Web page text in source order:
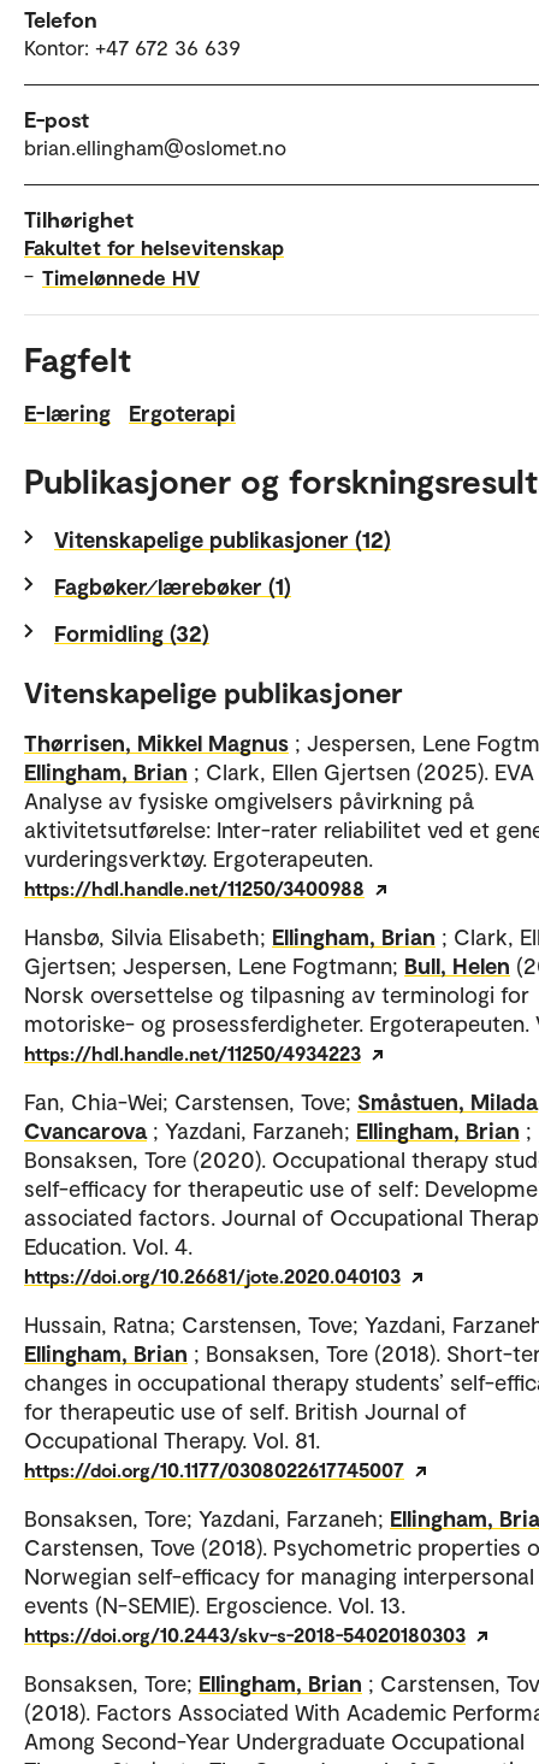
Telefon
Kontor: +47 672 36 639
E-post
brian.ellingham@oslomet.no
Tilhørighet
Fakultet for helsevitenskap
– Timelønnede HV
Fagfelt
E-læring Ergoterapi
Publikasjoner og
Vitenskapelige publikasjoner (12)
Fagbøker⁄lærebøker (1)
Formidling (32)
Vitenskapelige publikasjoner
Thørrisen, Mikkel Magnus ; Jespersen, Lene
Ellingham, Brian ; Clark, Ellen Gjertsen (2025).
Analyse av fysiske omgivelsers påvirkning på
aktivitetsutførelse: Inter-rater reliabilitet ved et
vurderingsverktøy. Ergoterapeuten.
https://hdl.handle.net/11250/3400988
Hansbø, Silvia Elisabeth; Ellingham, Brian ; Clark,
Gjertsen; Jespersen, Lene Fogtmann; Bull, Helen
Norsk oversettelse og tilpasning av terminologi for
motoriske- og prosessferdigheter. Ergoterapeuten.
https://hdl.handle.net/11250/4934223
Fan, Chia-Wei; Carstensen, Tove; Småstuen, Milada
Cvancarova ; Yazdani, Farzaneh; Ellingham, Brian ;
Bonsaksen, Tore (2020). Occupational therapy
self-efficacy for therapeutic use of self:
associated factors. Journal of Occupational
Education. Vol. 4.
https://doi.org/10.26681/jote.2020.040103
Hussain, Ratna; Carstensen, Tove; Yazdani,
Ellingham, Brian ; Bonsaksen, Tore (2018). Short-
changes in occupational therapy students’ self-
for therapeutic use of self. British Journal of
Occupational Therapy. Vol. 81.
https://doi.org/10.1177/0308022617745007
Bonsaksen, Tore; Yazdani, Farzaneh; Ellingham,
Carstensen, Tove (2018). Psychometric properties
Norwegian self-efficacy for managing interpersonal
events (N-SEMIE). Ergoscience. Vol. 13.
https://doi.org/10.2443/skv-s-2018-54020180303
Bonsaksen, Tore; Ellingham, Brian ; Carstensen,
(2018). Factors Associated With Academic
Among Second-Year Undergraduate Occupational